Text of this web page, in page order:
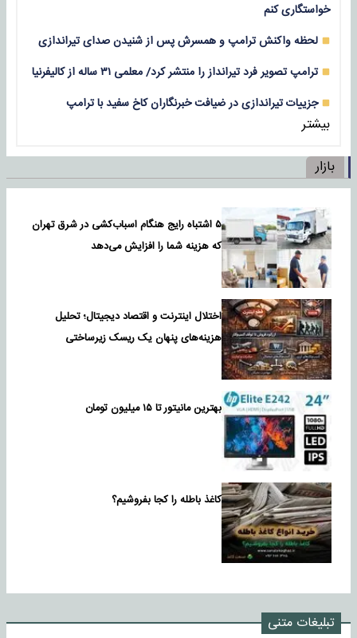
خواستگاری کنم
لحظه واکنش ترامپ و همسرش پس از شنیدن صدای تیراندازی
ترامپ تصویر فرد تیرانداز را منتشر کرد/ معلمی ۳۱ ساله از کالیفرنیا
جزییات تیراندازی در ضیافت خبرنگاران کاخ سفید با ترامپ
بیشتر
بازار
۵ اشتباه رایج هنگام اسباب‌کشی در شرق تهران
که هزینه شما را افزایش می‌دهد
اختلال اینترنت و اقتصاد دیجیتال؛ تحلیل
هزینه‌های پنهان یک ریسک زیرساختی
بهترین مانیتور تا ۱۵ میلیون تومان
کاغذ باطله را کجا بفروشیم؟
تبلیغات متنی